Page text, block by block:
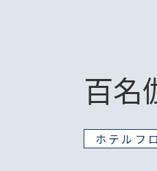
百名
ホテルフ